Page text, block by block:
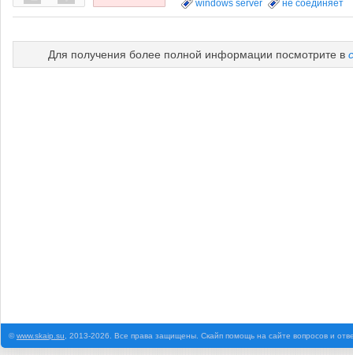
windows server не соединяет
Для получения более полной информации посмотрите в
©www.skaip.su , 2013-2026. Все права защищены. Скайп помощь на сайте вопросов и